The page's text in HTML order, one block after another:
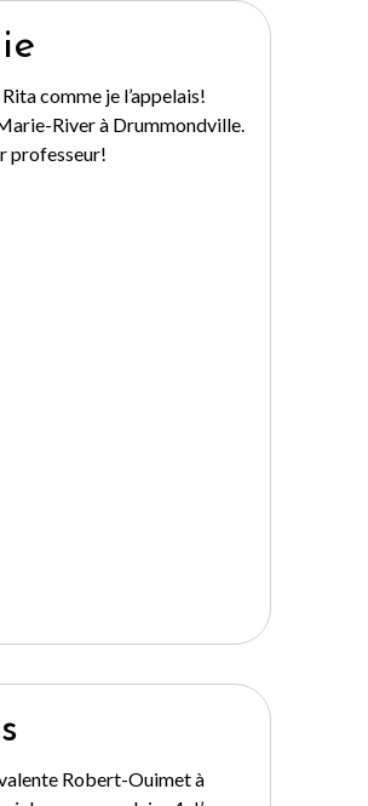
comme je l’appelais!
River à Drummondville.
professeur!
Robert-Ouimet à